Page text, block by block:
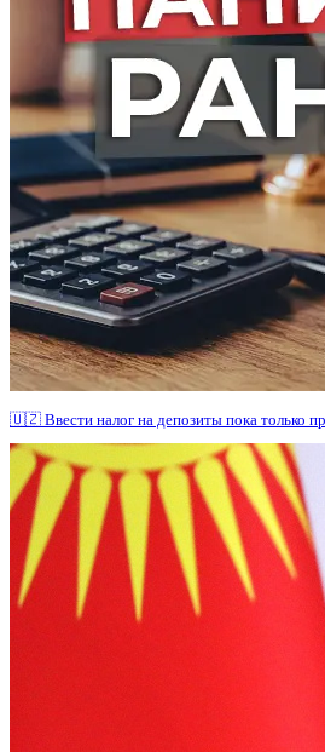
🇺🇿 Ввести налог на депозиты пока только